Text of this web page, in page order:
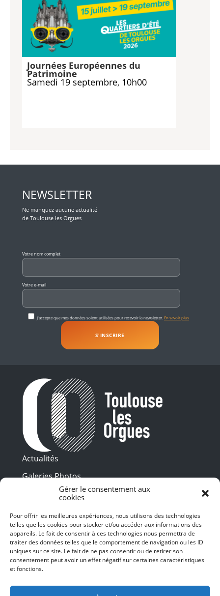
Gérer le consentement aux
cookies
Pour offrir les meilleures expériences, nous utilisons des technologies
telles que les cookies pour stocker et/ou accéder aux informations des
appareils. Le fait de consentir à ces technologies nous permettra de
traiter des données telles que le comportement de navigation ou les ID
uniques sur ce site. Le fait de ne pas consentir ou de retirer son
consentement peut avoir un effet négatif sur certaines caractéristiques
et fonctions.
Journées Européennes du
Patrimoine
Samedi 19 septembre, 10h00
NEWSLETTER
Ne manquez aucune actualité
de Toulouse les Orgues
Votre nom complet
Votre e-mail
J'accepte que mes données soient utilisées pour recevoir la newsletter. En savoir plus
Actualités
Galeries Photos
Vidéothèque
Presse
Billetterie
Recrutement
Mentions légales
Politique de confidentialité
SUIVEZ-NOUS